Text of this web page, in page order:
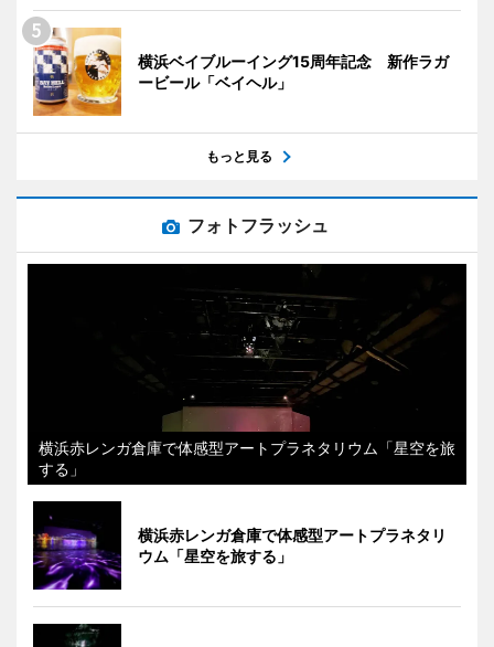
横浜ベイブルーイング15周年記念 新作ラガ
ービール「ベイヘル」
もっと見る
フォトフラッシュ
横浜赤レンガ倉庫で体感型アートプラネタリウム「星空を旅
する」
横浜赤レンガ倉庫で体感型アートプラネタリ
ウム「星空を旅する」